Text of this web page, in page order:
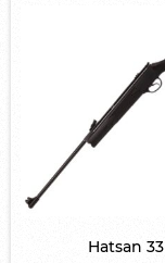
Hatsan 33